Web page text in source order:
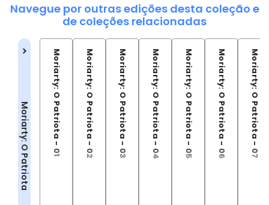
Navegue por outras edições desta coleção e
de coleções relacionadas
Moriarty: O Patriota Moriarty: O Patriota - 01 Moriarty: O Patriota - 02 Moriarty: O Patriota - 03 Moriarty: O Patriota - 04 Moriarty: O Patriota - 05 Moriarty: O Patriota - 06 Moriarty: O Patriota - 07